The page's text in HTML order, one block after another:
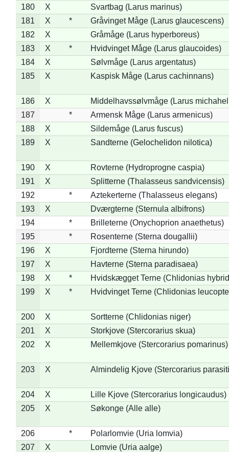
180
X
Svartbag (Larus marinus)
181
X *
Gråvinget Måge (Larus glaucescens)
182
X
Gråmåge (Larus hyperboreus)
183
X *
Hvidvinget Måge (Larus glaucoides)
184
X
Sølvmåge (Larus argentatus)
185
X Kaspisk Måge (Larus cachinnans)
186 X
Middelhavssølvmåge (Larus
187
*
Armensk Måge (Larus armenicus)
188
X
Sildemåge (Larus fuscus)
189
X Sandterne (Gelochelidon nilotica)
190 X
Rovterne (Hydroprogne caspia)
191
X
Splitterne (Thalasseus sandvicensis)
192
*
Aztekerterne (Thalasseus elegans)
193
X
Dværgterne (Sternula albifrons)
194
*
Brilleterne (Onychoprion anaethetus)
195
*
Rosenterne (Sterna dougallii)
196
X
Fjordterne (Sterna hirundo)
197
X
Havterne (Sterna paradisaea)
198
X *
Hvidskægget Terne (Chlidonias
199
X * Hvidvinget Terne (Chlidonias
200 X
Sortterne (Chlidonias niger)
201
X
Storkjove (Stercorarius skua)
202
X Mellemkjove (Stercorarius pomarinus)
203 X Almindelig Kjove (Stercorarius
204 X
Lille Kjove (Stercorarius longicaudus)
205
X Søkonge (Alle alle)
206 *
Polarlomvie (Uria lomvia)
207
X Lomvie (Uria aalge)